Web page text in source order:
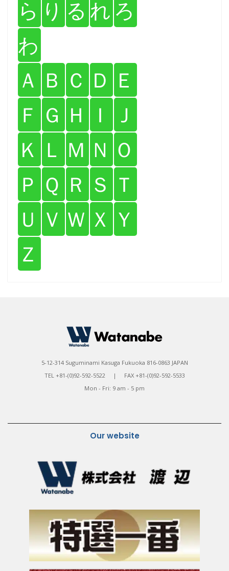
ら り る れ ろ
わ
Ａ Ｂ Ｃ Ｄ Ｅ
Ｆ Ｇ Ｈ Ｉ
Ｊ
Ｋ Ｌ Ｍ Ｎ Ｏ
Ｐ Ｑ Ｒ Ｓ Ｔ
Ｕ Ｖ Ｗ Ｘ Ｙ
Ｚ
5-12-314 Suguminami Kasuga Fukuoka 816-0863 JAPAN
TEL +81-(0)92-592-5522 | FAX +81-(0)92-592-5533
Mon - Fri: 9 am - 5 pm
Our website